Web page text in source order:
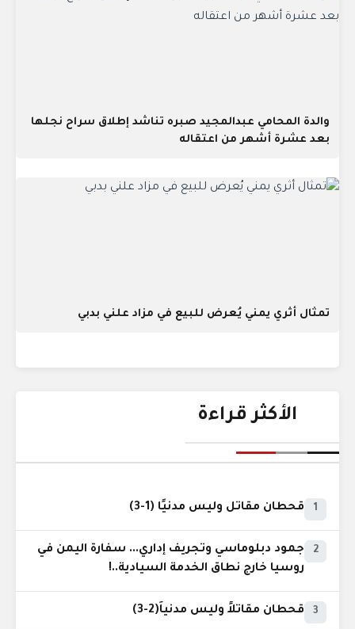
والدة المحامي عبدالمجيد صبره تناشد إطلاق سراح نجلها
بعد عشرة أشهر من اعتقاله
تمثال أثري يمني يُعرض للبيع في مزاد علني بدبي
الأكثر قراءة
1 قحطان مقاتل وليس مدنيًا (1-3)
2
جمود دبلوماسي وتجريف إداري... سفارة اليمن في
روسيا خارج نطاق الخدمة السيادية..!
3 قحطان مقاتلاً وليس مدنياً(2-3)